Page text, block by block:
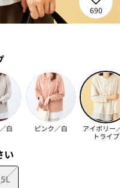
690
白 ピンク／白
アイボリー
トライプ
い
5L